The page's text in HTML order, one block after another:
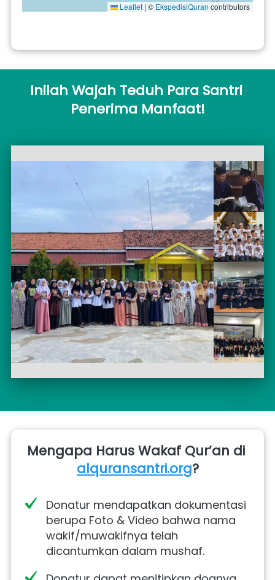
Leaflet | © EkspedisiQuran contributors
Inilah Wajah Teduh Para Santri
Penerima Manfaat!
alquransantri.org?
Donatur mendapatkan dokumentasi
berupa Foto & Video bahwa nama
wakif/muwakifnya telah
dicantumkan dalam mushaf.